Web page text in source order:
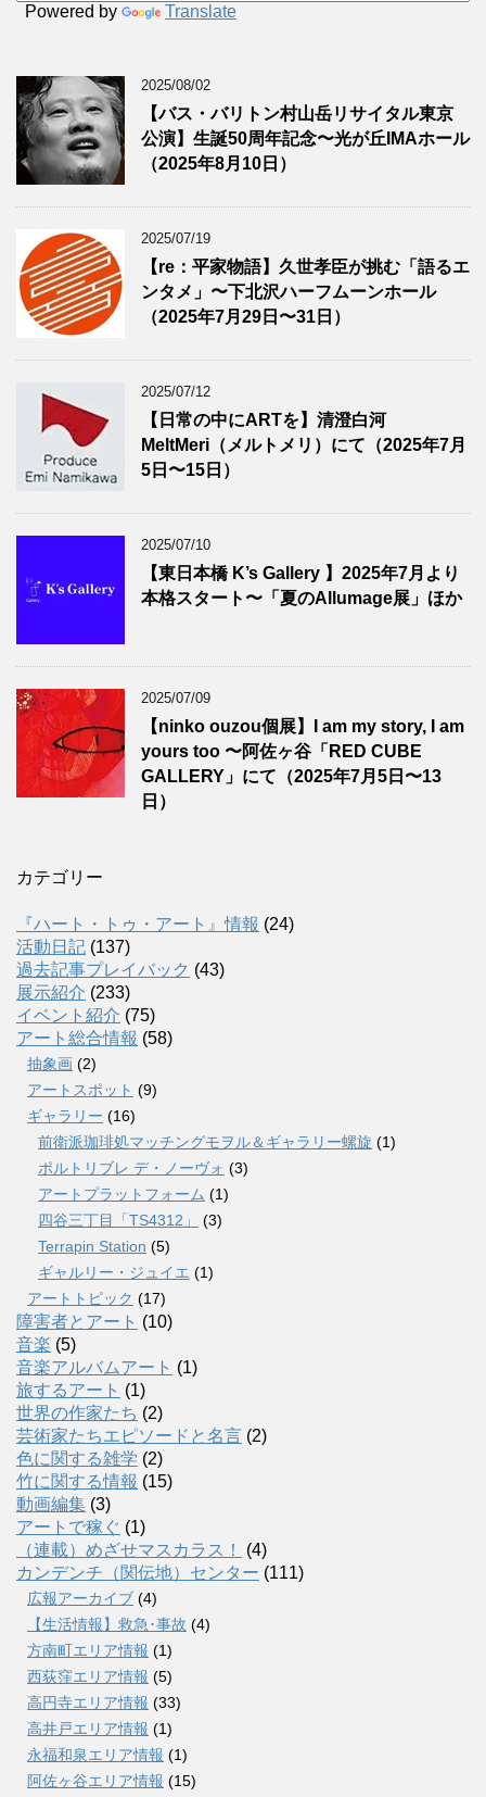
Powered by Translate
2025/08/02
【バス・バリトン村山岳リサイタル東京
公演】生誕50周年記念〜光が丘IMAホール
（2025年8月10日）
2025/07/19
【re：平家物語】久世孝臣が挑む「語るエ
ンタメ」〜下北沢ハーフムーンホール
（2025年7月29日〜31日）
2025/07/12
【日常の中にARTを】清澄白河
MeltMeri（メルトメリ）にて（2025年7月
5日〜15日）
2025/07/10
【東日本橋 K’s Gallery 】2025年7月より
本格スタート〜「夏のAllumage展」ほか
2025/07/09
【ninko ouzou個展】I am my story, I am
yours too 〜阿佐ヶ谷「RED CUBE
GALLERY」にて（2025年7月5日〜13
日）
カテゴリー
『ハート・トゥ・アート』情報 (24)
活動日記 (137)
過去記事プレイバック (43)
展示紹介 (233)
イベント紹介 (75)
アート総合情報 (58)
抽象画 (2)
アートスポット (9)
ギャラリー (16)
前衛派珈琲処マッチングモヲル＆ギャラリー螺旋 (1)
ポルトリブレ デ・ノーヴォ (3)
アートプラットフォーム (1)
四谷三丁目「TS4312」
(3)
Terrapin Station (5)
ギャルリー・ジュイエ (1)
アートトピック (17)
障害者とアート (10)
音楽 (5)
音楽アルバムアート (1)
旅するアート (1)
世界の作家たち (2)
芸術家たちエピソードと名言 (2)
色に関する雑学 (2)
竹に関する情報 (15)
動画編集 (3)
アートで稼ぐ (1)
（連載）めざせマスカラス！
(4)
カンデンチ（関伝地）センター (111)
広報アーカイブ (4)
【生活情報】救急･事故 (4)
方南町エリア情報 (1)
西荻窪エリア情報 (5)
高円寺エリア情報 (33)
高井戸エリア情報 (1)
永福和泉エリア情報 (1)
阿佐ヶ谷エリア情報 (15)